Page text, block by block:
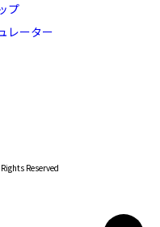
プ
レーター
Reserved